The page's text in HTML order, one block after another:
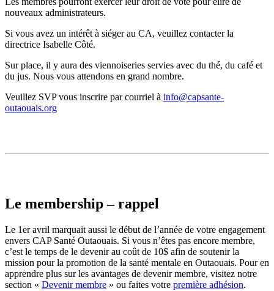
nouveaux administrateurs.
Si vous avez un intérêt à siéger au CA, veuillez contacter la
directrice Isabelle Côté.
Sur place, il y aura des viennoiseries servies avec du thé, du café et
du jus. Nous vous attendons en grand nombre.
Veuillez SVP vous inscrire par courriel à info@capsante-
outaouais.org
Le membership – rappel
Le 1er avril marquait aussi le début de l’année de votre engagement
envers CAP Santé Outaouais. Si vous n’êtes pas encore membre,
c’est le temps de le devenir au coût de 10$ afin de soutenir la
mission pour la promotion de la santé mentale en Outaouais. Pour en
apprendre plus sur les avantages de devenir membre, visitez notre
section « Devenir membre » ou faites votre première adhésion.